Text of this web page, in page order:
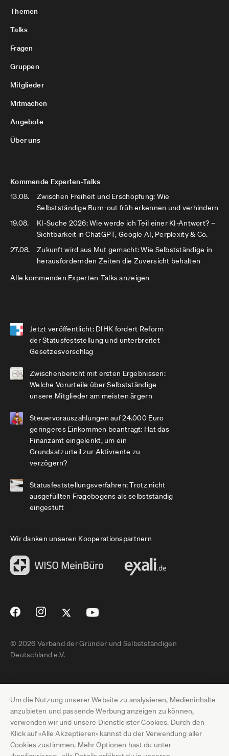
Um die Nutzung unserer Website zu analysieren, Medieninhalte
anzubieten und passende Werbung anzeigen zu können,
verwenden wir und unsere Dienstleister Cookies. Durch den
Klick auf «Alle Akzeptieren» kannst du der Verwendung aller
Cookies zustimmen. Mehr Optionen hast du unter
Themen
Talks
Fragen
Gruppen
Mitglieder
Mitmachen
Angebote
Über uns
Kommende Experten-Talks
13.08.
Zwischen Freiheit und Erschöpfung: Wie
Selbstständige Burn-out früh erkennen und verhindern
19.08.
KI-Suche 2026: Wie werde ich Teil einer KI-Antwort? –
Sichtbarkeit in ChatGPT, Google AI, Perplexity & Co.
27.08.
Zukunft wird aus Mut gemacht: Wie Selbstständige in
herausfordernden Zeiten die Zuversicht behalten
Alle kommenden Experten-Talks anzeigen
Jetzt veröffentlicht: DIHK fordert Reform
der Statusfeststellung und unterbreitet
Gesetzesvorschlag
Zwischenbericht mit ersten Ergebnissen:
Welche Vorurteile über Selbstständige
unsere Mitglieder am meisten ärgern
Steuervorauszahlungen auf 24.000 Euro
geringeres Einkommen beantragt: Hat das
Finanzamt eingelenkt, um ein
Grundsatzurteil zur Aktivrente zu
verzögern?
Statusfeststellungsverfahren: Trotz nicht
ausgefüllten Fragebogens als selbstständig
eingestuft
Wir danken unseren Kooperationspartnern
© 2026 Verband der Gründer und Selbstständigen
Deutschland e.V.
Impressum
Datenschutz
Pressebereich